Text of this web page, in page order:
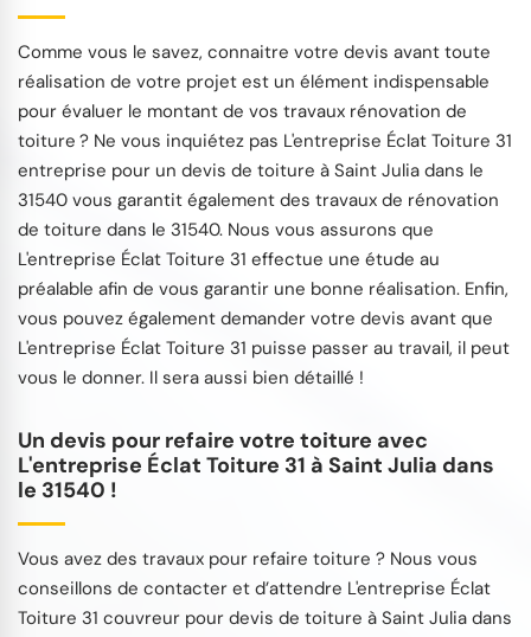
Comme vous le savez, connaitre votre devis avant toute
réalisation de votre projet est un élément indispensable
pour évaluer le montant de vos travaux rénovation de
toiture ? Ne vous inquiétez pas L'entreprise Éclat Toiture 31
entreprise pour un devis de toiture à Saint Julia dans le
31540 vous garantit également des travaux de rénovation
de toiture dans le 31540. Nous vous assurons que
L'entreprise Éclat Toiture 31 effectue une étude au
préalable afin de vous garantir une bonne réalisation. Enfin,
vous pouvez également demander votre devis avant que
L'entreprise Éclat Toiture 31 puisse passer au travail, il peut
vous le donner. Il sera aussi bien détaillé !
Un devis pour refaire votre toiture avec
L'entreprise Éclat Toiture 31 à Saint Julia dans
le 31540 !
Vous avez des travaux pour refaire toiture ? Nous vous
conseillons de contacter et d’attendre L'entreprise Éclat
Toiture 31 couvreur pour devis de toiture à Saint Julia dans